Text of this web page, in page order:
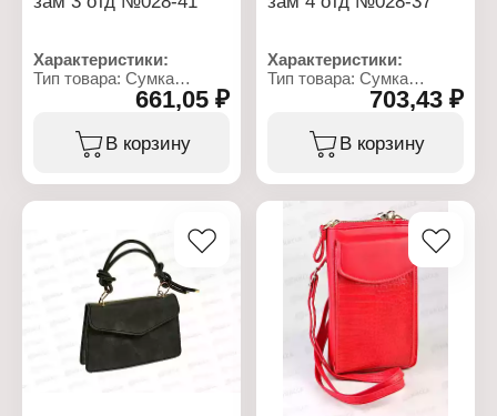
Характеристики:
Тип товара: Сумка
Вариация: клатч
Размер: 15х25 см
Способ ношения: через
Тип застежки: молния,
661,05 ₽
В корзину
Характеристики:
Тип товара: Сумка
Вариация: клатч
Размер: 15х25 см
Способ ношения: через
отделений: 4 отделения
Тип застежки: молния,
магнит
703,43 ₽
В корзину